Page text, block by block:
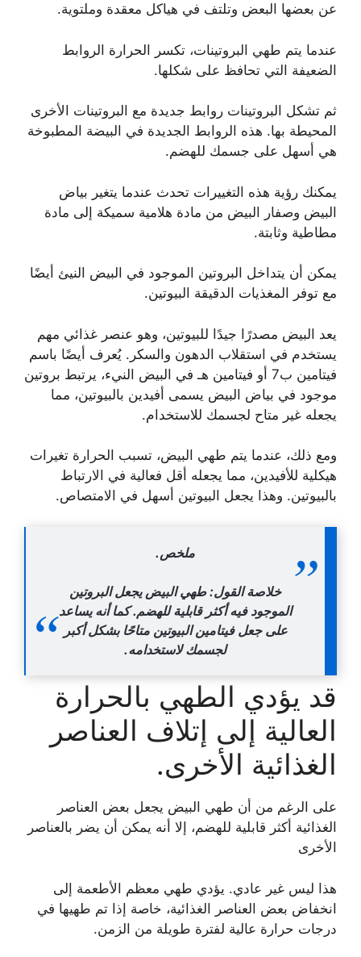
عن بعضها البعض وتلتف في هياكل معقدة وملتوية.
عندما يتم طهي البروتينات، تكسر الحرارة الروابط
الضعيفة التي تحافظ على شكلها.
ثم تشكل البروتينات روابط جديدة مع البروتينات الأخرى
المحيطة بها. هذه الروابط الجديدة في البيضة المطبوخة
هي أسهل على جسمك للهضم.
يمكنك رؤية هذه التغييرات تحدث عندما يتغير بياض
البيض وصفار البيض من مادة هلامية سميكة إلى مادة
مطاطية وثابتة.
يمكن أن يتداخل البروتين الموجود في البيض النيئ أيضًا
مع توفر المغذيات الدقيقة البيوتين.
يعد البيض مصدرًا جيدًا للبيوتين، وهو عنصر غذائي مهم
يستخدم في استقلاب الدهون والسكر. يُعرف أيضًا باسم
فيتامين ب7 أو فيتامين هـ في البيض النيء، يرتبط بروتين
موجود في بياض البيض يسمى أفيدين بالبيوتين، مما
يجعله غير متاح لجسمك للاستخدام.
ومع ذلك، عندما يتم طهي البيض، تسبب الحرارة تغيرات
هيكلية للأفيدين، مما يجعله أقل فعالية في الارتباط
بالبيوتين. وهذا يجعل البيوتين أسهل في الامتصاص.
ملخص.
خلاصة القول: طهي البيض يجعل البروتين
الموجود فيه أكثر قابلية للهضم. كما أنه يساعد
على جعل فيتامين البيوتين متاحًا بشكل أكبر
لجسمك لاستخدامه.
قد يؤدي الطهي بالحرارة
العالية إلى إتلاف العناصر
الغذائية الأخرى.
على الرغم من أن طهي البيض يجعل بعض العناصر
الغذائية أكثر قابلية للهضم، إلا أنه يمكن أن يضر بالعناصر
الأخرى
هذا ليس غير عادي. يؤدي طهي معظم الأطعمة إلى
انخفاض بعض العناصر الغذائية، خاصة إذا تم طهيها في
درجات حرارة عالية لفترة طويلة من الزمن.